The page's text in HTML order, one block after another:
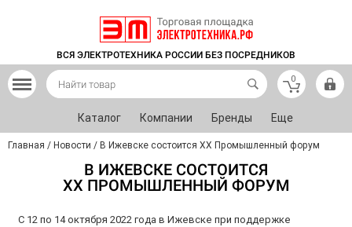
ВСЯ ЭЛЕКТРОТЕХНИКА РОССИИ БЕЗ ПОСРЕДНИКОВ
0
Каталог Компании Бренды Еще
Главная / Новости / В Ижевске состоится XX Промышленный форум
В ИЖЕВСКЕ СОСТОИТСЯ
XX ПРОМЫШЛЕННЫЙ ФОРУМ
С 12 по 14 октября 2022 года в Ижевске при поддержке